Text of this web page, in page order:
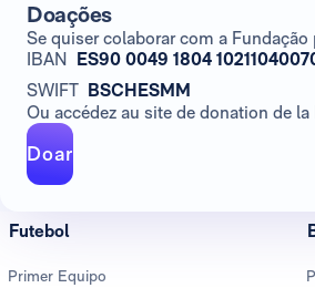
Doações
Se quiser colaborar com a
IBAN ES90 0049 1804
SWIFT BSCHESMM
Ou accédez au site de donation de
Doar
Futebol
Primer Equipo